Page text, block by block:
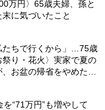
万円〉65歳夫婦、孫と
に気づいたこと
たちで行くから」…75歳
り・花火〉実家で夏の
お盆の帰省をやめた理
“71万円”も増やして